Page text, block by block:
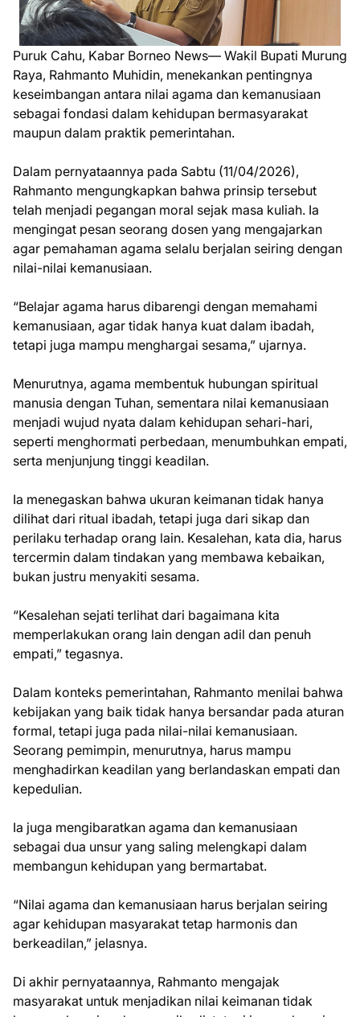
Puruk Cahu, Kabar Borneo News— Wakil Bupati Murung
Raya, Rahmanto Muhidin, menekankan pentingnya
keseimbangan antara nilai agama dan kemanusiaan
sebagai fondasi dalam kehidupan bermasyarakat
maupun dalam praktik pemerintahan.
Dalam pernyataannya pada Sabtu (11/04/2026),
Rahmanto mengungkapkan bahwa prinsip tersebut
telah menjadi pegangan moral sejak masa kuliah. Ia
mengingat pesan seorang dosen yang mengajarkan
agar pemahaman agama selalu berjalan seiring dengan
nilai-nilai kemanusiaan.
“Belajar agama harus dibarengi dengan memahami
kemanusiaan, agar tidak hanya kuat dalam ibadah,
tetapi juga mampu menghargai sesama,” ujarnya.
Menurutnya, agama membentuk hubungan spiritual
manusia dengan Tuhan, sementara nilai kemanusiaan
menjadi wujud nyata dalam kehidupan sehari-hari,
seperti menghormati perbedaan, menumbuhkan empati,
serta menjunjung tinggi keadilan.
Ia menegaskan bahwa ukuran keimanan tidak hanya
dilihat dari ritual ibadah, tetapi juga dari sikap dan
perilaku terhadap orang lain. Kesalehan, kata dia, harus
tercermin dalam tindakan yang membawa kebaikan,
bukan justru menyakiti sesama.
“Kesalehan sejati terlihat dari bagaimana kita
memperlakukan orang lain dengan adil dan penuh
empati,” tegasnya.
Dalam konteks pemerintahan, Rahmanto menilai bahwa
kebijakan yang baik tidak hanya bersandar pada aturan
formal, tetapi juga pada nilai-nilai kemanusiaan.
Seorang pemimpin, menurutnya, harus mampu
menghadirkan keadilan yang berlandaskan empati dan
kepedulian.
Ia juga mengibaratkan agama dan kemanusiaan
sebagai dua unsur yang saling melengkapi dalam
membangun kehidupan yang bermartabat.
“Nilai agama dan kemanusiaan harus berjalan seiring
agar kehidupan masyarakat tetap harmonis dan
berkeadilan,” jelasnya.
Di akhir pernyataannya, Rahmanto mengajak
masyarakat untuk menjadikan nilai keimanan tidak